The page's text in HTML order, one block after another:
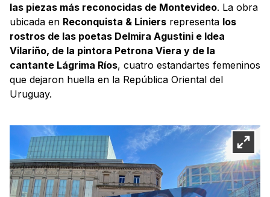
las piezas más reconocidas de Montevideo. La obra
ubicada en Reconquista & Liniers representa los
rostros de las poetas Delmira Agustini e Idea
Vilariño, de la pintora Petrona Viera y de la
cantante Lágrima Ríos, cuatro estandartes femeninos
que dejaron huella en la República Oriental del
Uruguay.